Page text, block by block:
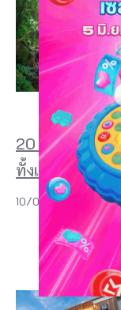
20 ที่เที่ยวน่าน
ทั้งเมืองเก่า วั
10/07/2026